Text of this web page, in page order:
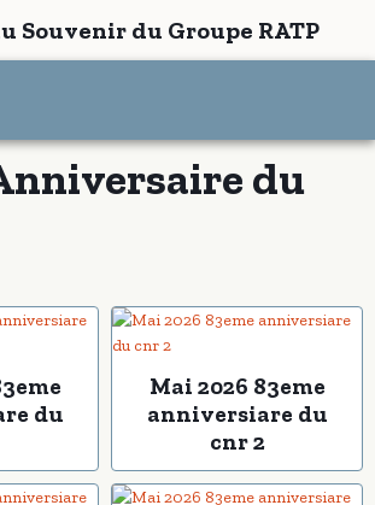
Souvenir du Groupe RATP
du
du
Mai 2026 83eme
anniversiare du
cnr 2